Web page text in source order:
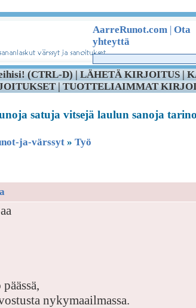
AarreRunot.com | Ota
yhteyttä
(CTRL-D) |LÄHETÄ KIRJOITUS|
|TUOTTELIAIMMAT
satuja vitsejä laulun sanoja
ja-värssyt » Työ
nykymaailmassa.